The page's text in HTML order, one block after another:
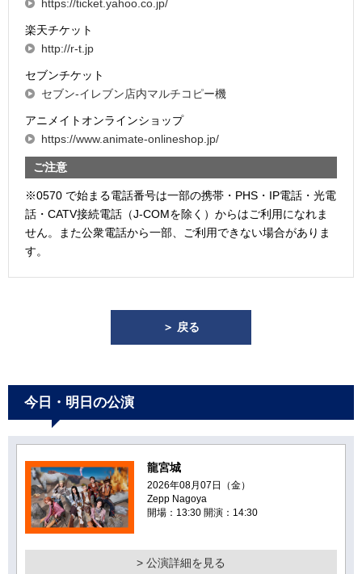
https://ticket.yahoo.co.jp/
楽天チケット
http://r-t.jp
セブンチケット
セブン-イレブン店内マルチコピー機
アニメイトオンラインショップ
https://www.animate-onlineshop.jp/
ご注意
※0570 で始まる電話番号は一部の携帯・PHS・IP電話・光電
話・CATV接続電話（J-COMを除く）からはご利用になれま
せん。また公衆電話から一部、ご利用できない場合がありま
す。
＞ 戻る
今日・明日の公演
龍宮城
2026年08月07日（金）
Zepp Nagoya
開場：13:30 開演：14:30
> 公演詳細を見る